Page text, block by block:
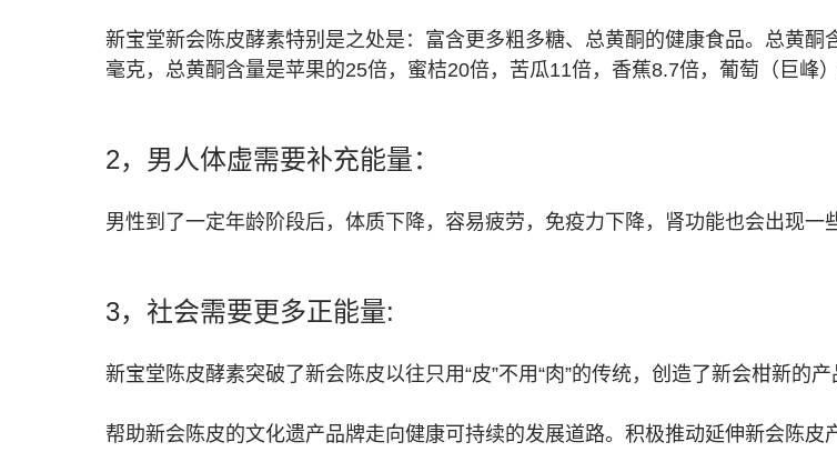
新宝堂新会陈皮酵素特别是之处是：富含更多粗多糖、总黄酮的健康食品。总黄
毫克，总黄酮含量是苹果的25倍，蜜桔20倍，苦瓜11倍，香蕉8.7倍，葡萄（巨
2，男人体虚需要补充能量：
男性到了一定年龄阶段后，体质下降，容易疲劳，免疫力下降，肾功能也会出现
3，社会需要更多正能量:
新宝堂陈皮酵素突破了新会陈皮以往只用“皮”不用“肉”的传统，创造了新会柑新的产
帮助新会陈皮的文化遗产品牌走向健康可持续的发展道路。积极推动延伸新会陈皮